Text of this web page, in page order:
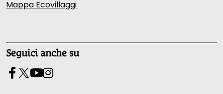
Mappa Ecovillaggi
Seguici anche su